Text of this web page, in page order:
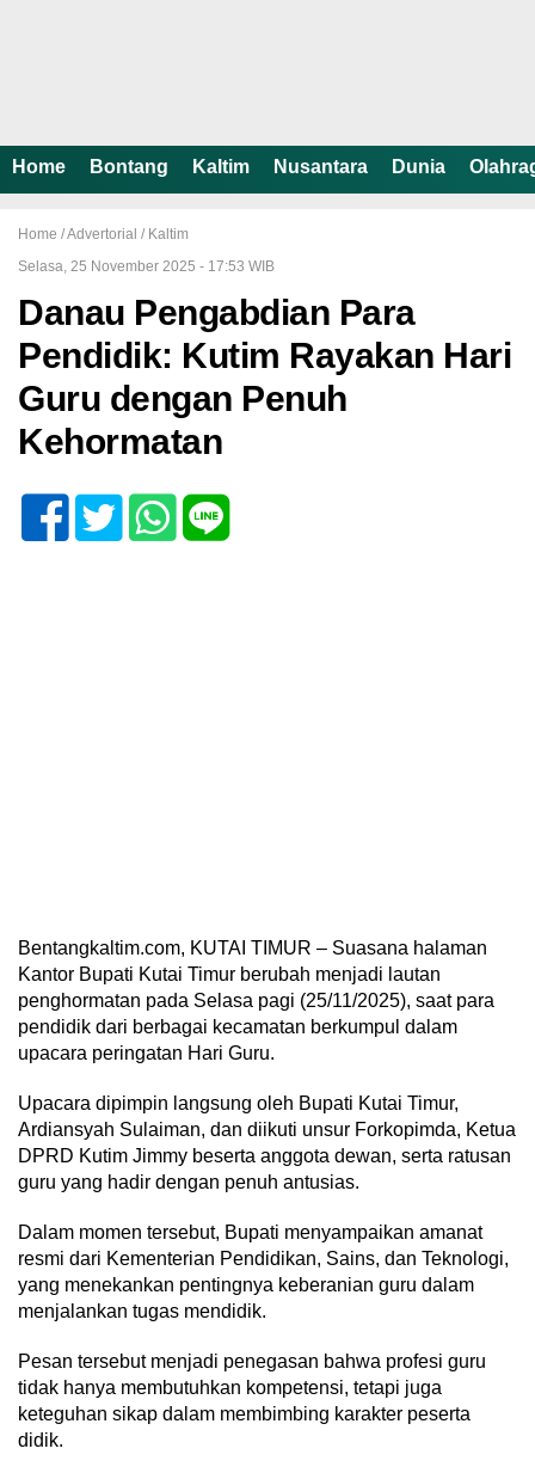
Home Bontang Kaltim Nusantara Dunia
Home /Advertorial / Kaltim
Selasa, 25 November 2025 - 17:53 WIB
Danau Pengabdian Para
Pendidik: Kutim Rayakan Hari
Guru dengan Penuh
Kehormatan
Bentangkaltim.com, KUTAI TIMUR – Suasana halaman
Kantor Bupati Kutai Timur berubah menjadi lautan
penghormatan pada Selasa pagi (25/11/2025), saat para
pendidik dari berbagai kecamatan berkumpul dalam
upacara peringatan Hari Guru.
Upacara dipimpin langsung oleh Bupati Kutai Timur,
Ardiansyah Sulaiman, dan diikuti unsur Forkopimda, Ketua
DPRD Kutim Jimmy beserta anggota dewan, serta ratusan
guru yang hadir dengan penuh antusias.
Dalam momen tersebut, Bupati menyampaikan amanat
resmi dari Kementerian Pendidikan, Sains, dan Teknologi,
yang menekankan pentingnya keberanian guru dalam
menjalankan tugas mendidik.
Pesan tersebut menjadi penegasan bahwa profesi guru
tidak hanya membutuhkan kompetensi, tetapi juga
keteguhan sikap dalam membimbing karakter peserta
didik.